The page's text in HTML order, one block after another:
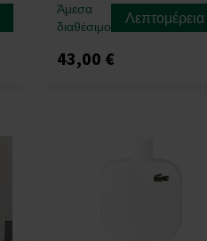
Άμεσα
διαθέσιμο
Λεπτομέρεια
43,00 €